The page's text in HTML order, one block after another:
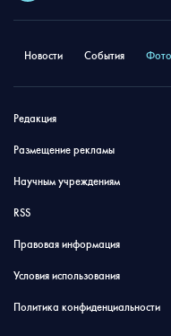
Новости События
Редакция
Размещение рекламы
Научным учреждениям
RSS
Правовая информация
Условия использования
Политика конфиденциальности